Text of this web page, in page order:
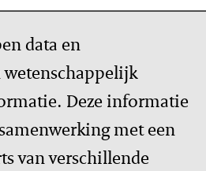
data en
Deze informatie
met een
van verschillende